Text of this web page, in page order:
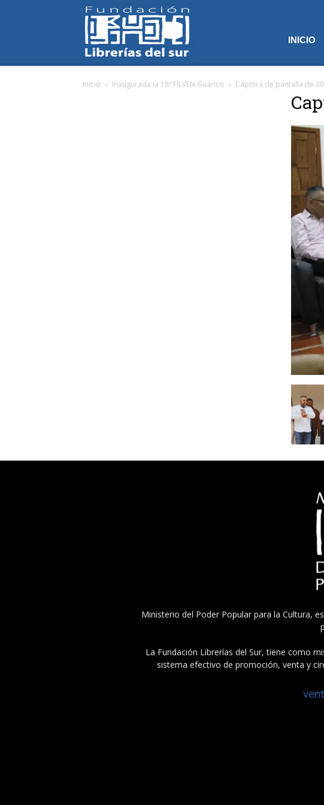
INICIO
Inicio Inaugurada la 18ª FILVEN Guárico Captura de pantalla de
Ministerio del Poder Popular para la Cultura,
La Fundación Librerías del Sur, tiene como
sistema efectivo de promoción, venta y